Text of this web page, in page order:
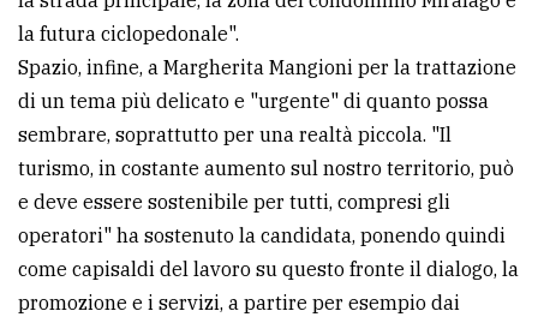
la futura ciclopedonale".
Spazio, infine, a Margherita Mangioni per la trattazione
di un tema più delicato e "urgente" di quanto possa
sembrare, soprattutto per una realtà piccola. "Il
turismo, in costante aumento sul nostro territorio, può
e deve essere sostenibile per tutti, compresi gli
operatori" ha sostenuto la candidata, ponendo quindi
come capisaldi del lavoro su questo fronte il dialogo, la
promozione e i servizi, a partire per esempio dai